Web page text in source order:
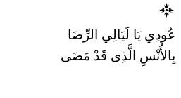
عُودِي يَا لَيَالِي الرِّضَا
بِالأُنْسِ الَّذِى قَدْ مَضَى